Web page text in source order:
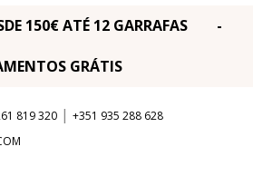
150€ ATÉ 12 GARRAFAS -
GRÁTIS
819 320 | +351 935 288 628